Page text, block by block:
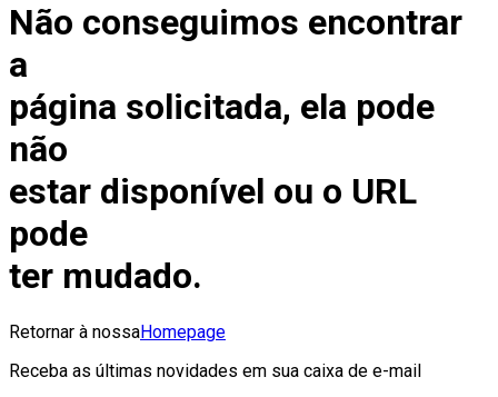
Não conseguimos encontrar
a
página solicitada, ela pode
não
estar disponível ou o URL
pode
ter mudado.
Retornar à nossaHomepage
Receba as últimas novidades em sua caixa de e-mail